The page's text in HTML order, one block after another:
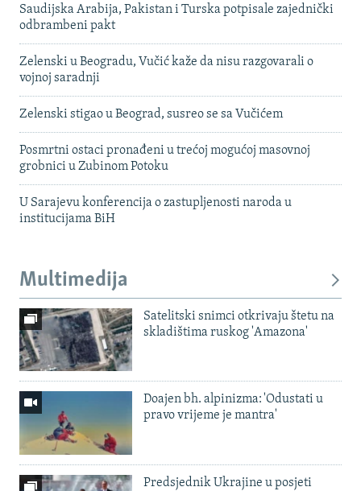
Saudijska Arabija, Pakistan i Turska potpisale zajednički
odbrambeni pakt
Zelenski u Beogradu, Vučić kaže da nisu razgovarali o
vojnoj saradnji
Zelenski stigao u Beograd, susreo se sa Vučićem
Posmrtni ostaci pronađeni u trećoj mogućoj masovnoj
grobnici u Zubinom Potoku
U Sarajevu konferencija o zastupljenosti naroda u
institucijama BiH
Multimedija
Satelitski snimci otkrivaju štetu na
skladištima ruskog 'Amazona'
Doajen bh. alpinizma: 'Odustati u
pravo vrijeme je mantra'
Predsjednik Ukrajine u posjeti